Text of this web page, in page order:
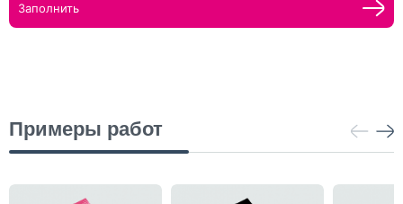
Заполнить
Примеры работ